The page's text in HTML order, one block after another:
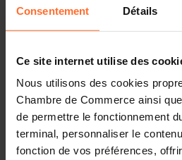
Consentement Détails
Ce site internet utilise des
Nous utilisons des cookies
Chambre de Commerce ainsi
de permettre le fonctionnement
terminal, personnaliser le
fonction de vos préférences,
Vous êtes un créateur
rencontrer à notre hub de
Rejoignez-nous pour un atelier
validation de son envie
compréhension de la réalité et de
entrepreneur, en plus de donner
parcours réglementaire d’un